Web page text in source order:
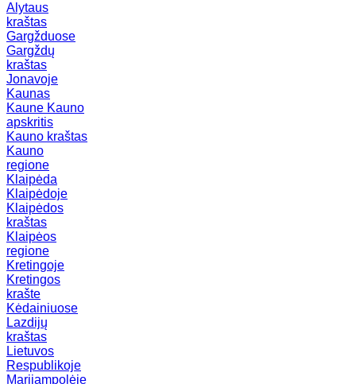
Alytaus
kraštas
Gargžduose
Gargždų
kraštas
Jonavoje
Kaunas
Kaune Kauno
apskritis
Kauno kraštas
Kauno
regione
Klaipėda
Klaipėdoje
Klaipėdos
kraštas
Klaipėos
regione
Kretingoje
Kretingos
krašte
Kėdainiuose
Lazdijų
kraštas
Lietuvos
Respublikoje
Marijampolėje